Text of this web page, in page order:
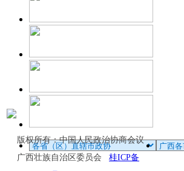
版权所有：中国人民政治协商会议
广西壮族自治区委员会 桂ICP备